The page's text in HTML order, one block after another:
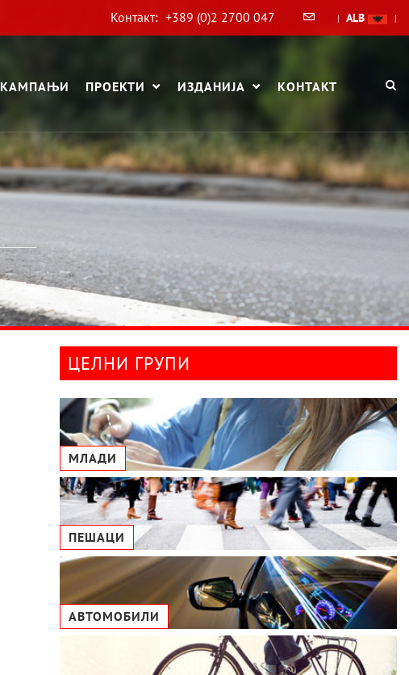
Контакт: +389 (0)2 2700 047 | ALB |
КАМПАЊИ ПРОЕКТИ ИЗДАНИЈА КОНТАКТ
ЦЕЛНИ ГРУПИ
МЛАДИ
ПЕШАЦИ
АВТОМОБИЛИ